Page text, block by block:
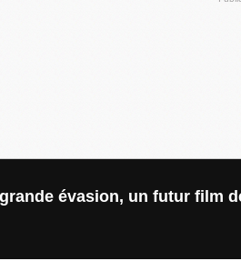
évasion, un futur film